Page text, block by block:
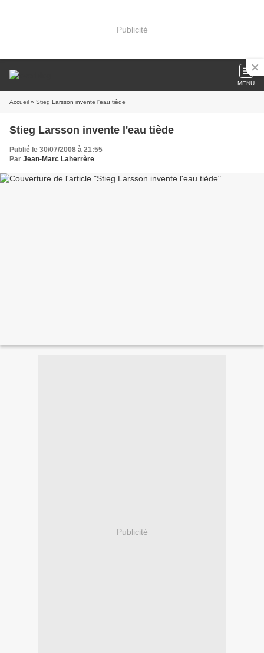
Publicité
MENU
Accueil » Stieg Larsson invente l'eau tiède
Stieg Larsson invente l'eau tiède
Publié le 30/07/2008 à 21:55
Par Jean-Marc Laherrère
Publicité